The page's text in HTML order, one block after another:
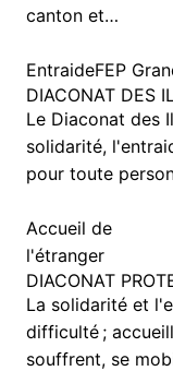
canton et…
EntraideFEP
DIACONAT DES
Le Diaconat des
solidarité,
pour toute
Accueil de
l'étranger
DIACONAT
La solidarité et
difficulté ;
souffrent, se